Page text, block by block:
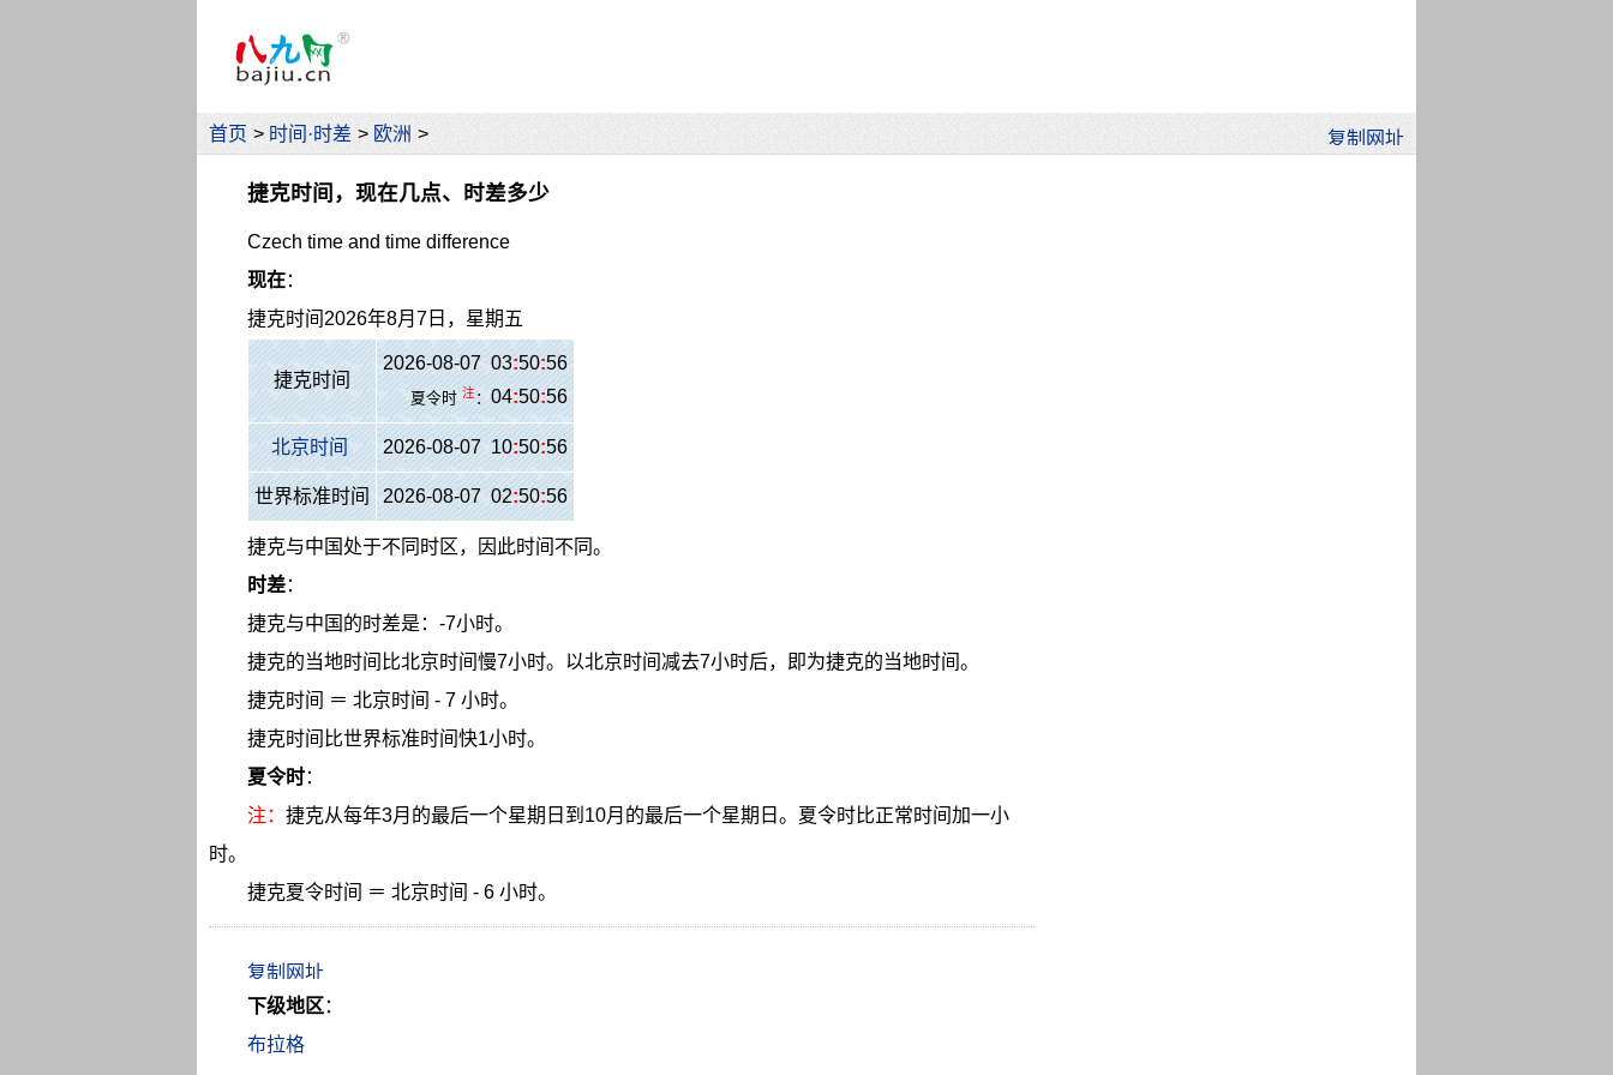
首页 > 时间·时差 > 欧洲 >
捷克时间，现在几点、时差多少
Czech time and time difference
现在：
捷克时间 2026年8月7日，星期五
捷克时间
2026-08-07 03:50:56
夏令时 注 ： 04:50:56
北京时间 2026-08-07 10:50:56
世界标准时间 2026-08-07 02:50:56
捷克与中国处于不同时区，因此时间不同。
时差：
捷克与中国的时差是：-7小时。
捷克的当地时间比北京时间慢7小时。以北京时间减去7小时后，即为捷克的当地时间。
捷克时间 ＝ 北京时间 - 7 小时。
捷克时间比世界标准时间快1小时。
夏令时：
注： 捷克从每年3月的最后一个星期日到10月的最后一个星期日。夏令时比正常时间加一小
时。
捷克夏令时间 ＝ 北京时间 - 6 小时。
下级地区 ：
布拉格